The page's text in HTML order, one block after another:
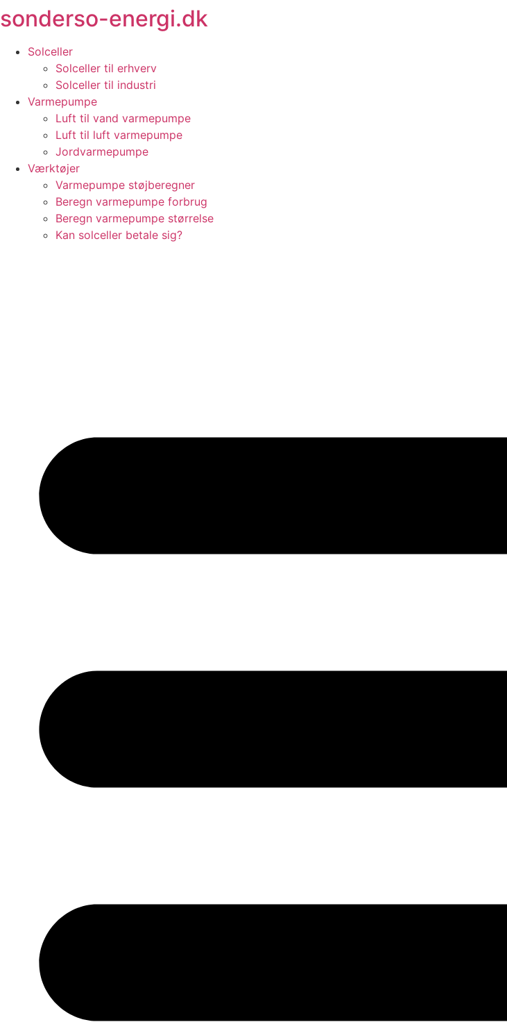
Videre
til
indhold
sonderso-energi.dk
Solceller
Solceller til erhverv
Solceller til industri
Varmepumpe
Luft til vand varmepumpe
Luft til luft varmepumpe
Jordvarmepumpe
Værktøjer
Varmepumpe støjberegner
Beregn varmepumpe forbrug
Beregn varmepumpe størrelse
Kan solceller betale sig?